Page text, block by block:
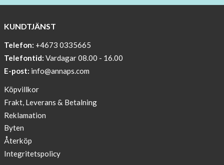
PRINT
undisturbed
Blogger
on
AnnaPS.com
Report
from
congress
KUNDTJÄNST
Telefon: +4673 0335665
Telefontid: Vardagar 08.00 - 16.00
E-post: info@annaps.com
Köpvillkor
Frakt, Leverans & Betalning
Reklamation
Byten
Återköp
Integritetspolicy